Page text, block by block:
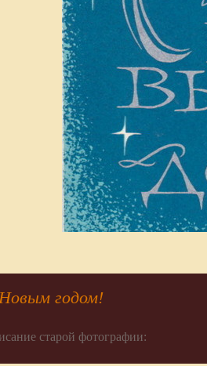
годом!
старой фотографии: